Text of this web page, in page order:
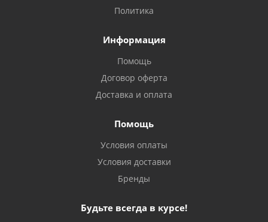
Политика
Информация
Помощь
Договор оферта
Доставка и оплата
Помощь
Условия оплаты
Условия доставки
Бренды
Будьте всегда в курсе!